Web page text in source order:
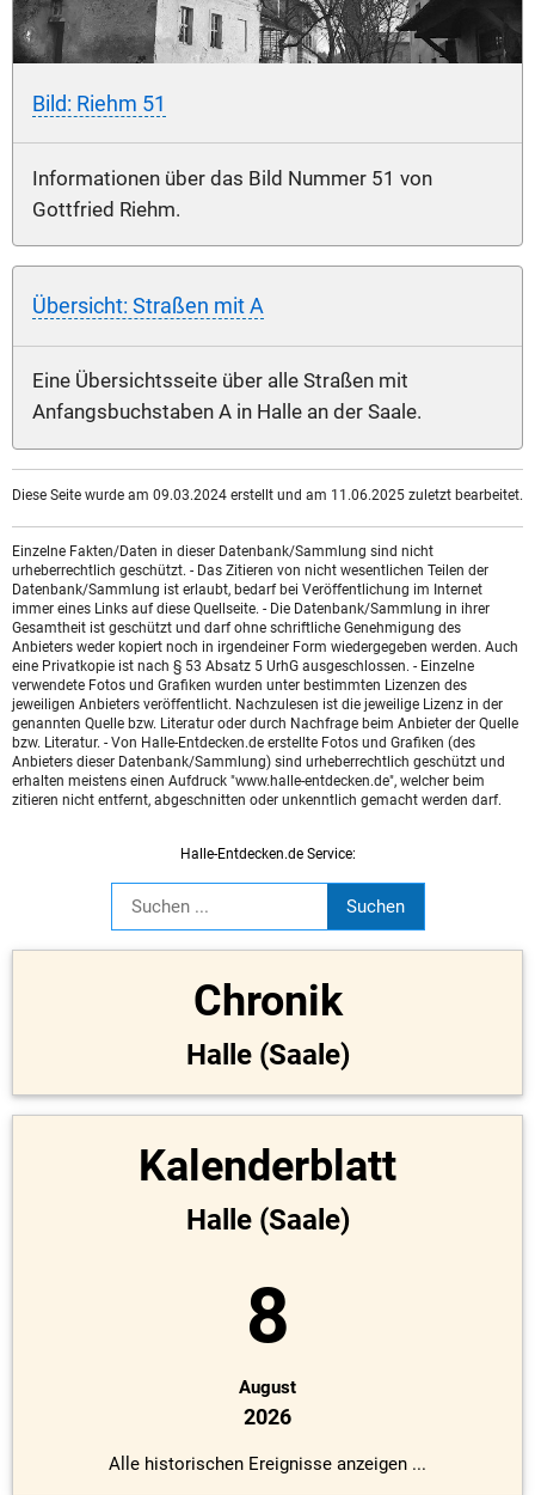
Bild: Riehm 51
Informationen über das Bild Nummer 51 von
Gottfried Riehm.
Übersicht: Straßen mit A
Eine Übersichtsseite über alle Straßen mit
Anfangsbuchstaben A in Halle an der Saale.
Diese Seite wurde am 09.03.2024 erstellt und am 11.06.2025 zuletzt bearbeitet.
Einzelne Fakten/Daten in dieser Datenbank/Sammlung sind nicht
urheberrechtlich geschützt. - Das Zitieren von nicht wesentlichen Teilen der
Datenbank/Sammlung ist erlaubt, bedarf bei Veröffentlichung im Internet
immer eines Links auf diese Quellseite. - Die Datenbank/Sammlung in ihrer
Gesamtheit ist geschützt und darf ohne schriftliche Genehmigung des
Anbieters weder kopiert noch in irgendeiner Form wiedergegeben werden. Auch
eine Privatkopie ist nach § 53 Absatz 5 UrhG ausgeschlossen. - Einzelne
verwendete Fotos und Grafiken wurden unter bestimmten Lizenzen des
jeweiligen Anbieters veröffentlicht. Nachzulesen ist die jeweilige Lizenz in der
genannten Quelle bzw. Literatur oder durch Nachfrage beim Anbieter der Quelle
bzw. Literatur. - Von Halle-Entdecken.de erstellte Fotos und Grafiken (des
Anbieters dieser Datenbank/Sammlung) sind urheberrechtlich geschützt und
erhalten meistens einen Aufdruck "www.halle-entdecken.de", welcher beim
zitieren nicht entfernt, abgeschnitten oder unkenntlich gemacht werden darf.
Halle-Entdecken.de Service:
Chronik
Halle (Saale)
Kalenderblatt
Halle (Saale)
8
August
2026
Alle historischen Ereignisse anzeigen ...